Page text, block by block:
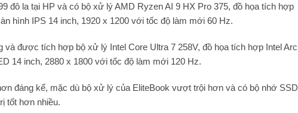
đô la tại HP và có bộ xử lý AMD Ryzen AI 9 HX Pro 375, đồ họa tích hợp
hình IPS 14 inch, 1920 x 1200 với tốc độ làm mới 60 Hz.
và được tích hợp bộ xử lý Intel Core Ultra 7 258V, đồ họa tích hợp Intel Arc
14 inch, 2880 x 1800 với tốc độ làm mới 120 Hz.
đáng kể, mặc dù bộ xử lý của EliteBook vượt trội hơn và có bộ nhớ SSD
tốt hơn nhiều.